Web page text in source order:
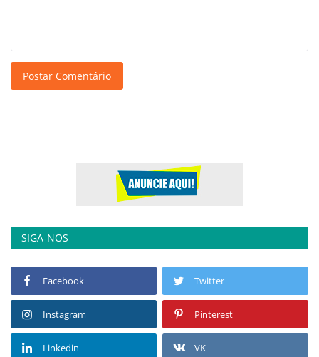
Postar Comentário
SIGA-NOS
Facebook Twitter
Instagram Pinterest
Linkedin VK